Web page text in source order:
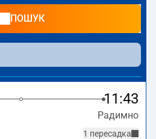
ціну квитка і зазвичай
ПОШУК
11:43
Радимно
1 пересадка